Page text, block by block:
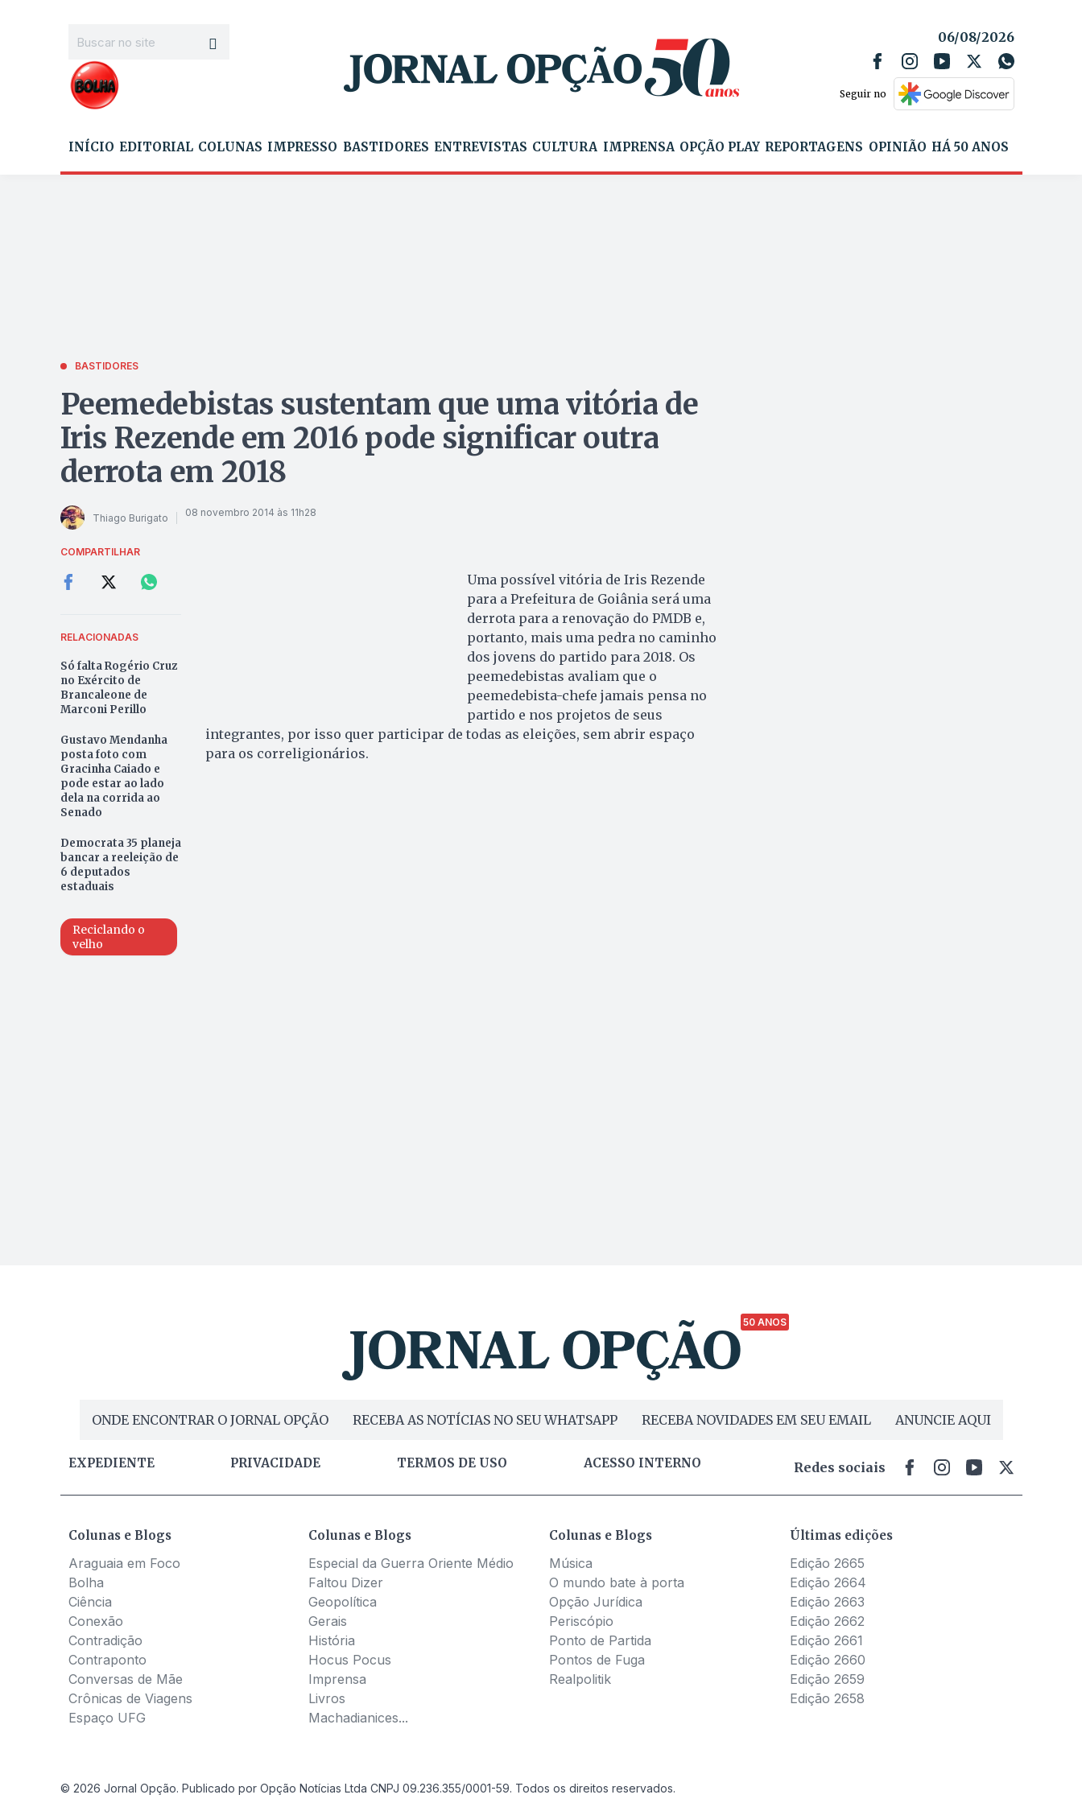
06/08/2026
Seguir no
INÍCIO EDITORIAL COLUNAS IMPRESSO BASTIDORES ENTREVISTAS CULTURA IMPRENSA OPÇÃO PLAY REPORTAGENS OPINIÃO HÁ 50 ANOS
BASTIDORES
Peemedebistas sustentam que uma vitória de
Iris Rezende em 2016 pode significar outra
derrota em 2018
Thiago Burigato 08 novembro 2014 às 11h28
COMPARTILHAR
RELACIONADAS
Só falta Rogério Cruz
no Exército de
Brancaleone de
Marconi Perillo
Gustavo Mendanha
posta foto com
Gracinha Caiado e
pode estar ao lado
dela na corrida ao
Senado
Democrata 35 planeja
bancar a reeleição de
6 deputados
estaduais
Reciclando o
velho
Uma possível vitória de Iris Rezende
para a Prefeitura de Goiânia será uma
derrota para a renovação do PMDB e,
portanto, mais uma pedra no caminho
dos jovens do partido para 2018. Os
peemedebistas avaliam que o
peemedebista-chefe jamais pensa no
partido e nos projetos de seus
integrantes, por isso quer participar de todas as eleições, sem abrir espaço
para os correligionários.
50 ANOS
ONDE ENCONTRAR O JORNAL OPÇÃO RECEBA AS NOTÍCIAS NO SEU WHATSAPP RECEBA NOVIDADES EM SEU EMAIL ANUNCIE AQUI
EXPEDIENTE PRIVACIDADE TERMOS DE USO ACESSO INTERNO Redes sociais
Colunas e Blogs
Araguaia em Foco
Bolha
Ciência
Conexão
Contradição
Contraponto
Conversas de Mãe
Crônicas de Viagens
Espaço UFG
Colunas e Blogs
Especial da Guerra Oriente Médio
Faltou Dizer
Geopolítica
Gerais
História
Hocus Pocus
Imprensa
Livros
Machadianices...
Colunas e Blogs
Música
O mundo bate à porta
Opção Jurídica
Periscópio
Ponto de Partida
Pontos de Fuga
Realpolitik
Últimas edições
Edição 2665
Edição 2664
Edição 2663
Edição 2662
Edição 2661
Edição 2660
Edição 2659
Edição 2658
© 2026 Jornal Opção. Publicado por Opção Notícias Ltda CNPJ 09.236.355/0001-59. Todos os direitos reservados.